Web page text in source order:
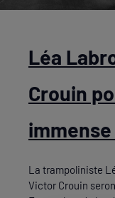
Léa
Crouin
La trampoliniste
Victor Crouin